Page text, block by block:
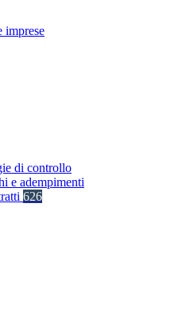
imprese
di controllo
e adempimenti
626